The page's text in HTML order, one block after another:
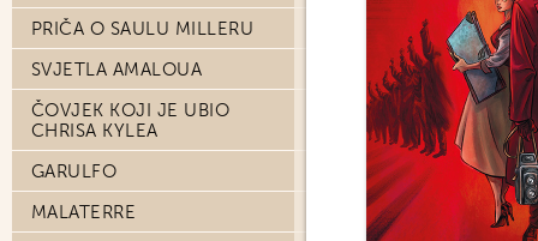
PRIČA O SAULU MILLERU
SVJETLA AMALOUA
ČOVJEK KOJI JE UBIO
CHRISA KYLEA
GARULFO
MALATERRE